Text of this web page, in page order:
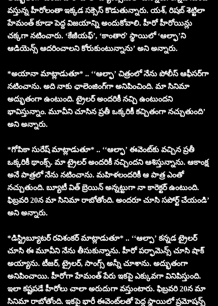
వస్తున్న హీరోలంతా ఇక్కడ సక్సెస్ కొడుతున్నారు. యశ్, రిషబ్ శెట్టిలా
హేమంత్ కూడా పెద్ద విజయాన్ని అందుకోవాలి. హీరో హీరోయిన్లు
చక్కగా నటించారు. ‘కేజీయఫ్’, ‘కాంతార’ స్థాయిలో ‘ఆల్ఫా’ని
ఆడియెన్స్ ఆదరించాలని కోరుకుంటున్నాను’ అని అన్నారు.
*అయానా మాట్లాడుతూ* .. ‘‘ఆల్ఫా’ చిత్రంలో నేను పోలీస్ ఆఫీసర్‌గా
నటించాను. అది నాకు ఛాలెంజింగ్‌గా అనిపించింది. మా సినిమా
అద్భుతంగా ఉంటుంది. ట్రైలర్ అందరికీ నచ్చి ఉంటుందని
భావిస్తున్నాం. మూవీని చూసిన ప్రతీ ఒక్కరికీ కచ్చితంగా నచ్చుతుంది’
అని అన్నారు.
*గోపికా సురేష్ మాట్లాడుతూ* .. ‘‘ఆల్ఫా’ ఈవెంట్‌కు వచ్చిన ప్రతీ
ఒక్కరికీ థాంక్స్. మా ట్రైలర్ అందరికీ నచ్చిందని ఆశిస్తున్నాను. ఆకాంక్ష
అనే పాత్రలో నేను నటించాను. మహిళలందరికీ ఆ పాత్ర ఎంతో
నచ్చుతుంది. బ్యూటీ విత్ బ్రెయిన్ అన్నట్టుగా నా కారెక్టర్ ఉంటుంది.
ఫిబ్రవరి 20న మా సినిమా రాబోతోంది. అందరూ చూసి సపోర్ట్ చేయండి’
అని అన్నారు.
*డిస్ట్రిబ్యూటర్ రవిశంకర్ మాట్లాడుతూ* .. ‘‘ఆల్పా’ కన్నడ ట్రైలర్
చూసి ఈ మూవీని నేను తీసుకున్నాను. హీరో పర్ఫామెన్స్ చూసి షాక్
అయ్యాను. టీజర్, ట్రైలర్, సాంగ్స్ అన్నీ చూశాను. అద్భుతంగా
అనిపించాయి. హీరోగా హేమంత్ పేరు ఇకపై ఎక్కువగా వినిపిస్తుంది.
ఇలా కష్టపడే హీరోలు చాలా అరుదుగా వస్తుంటారు. ఫిబ్రవరి 20న మా
సినిమా రాబోతోంది. ఇకపై భారీ ఈవెంట్‌లతో పెద్ద స్థాయిలో ప్రమోషన్స్